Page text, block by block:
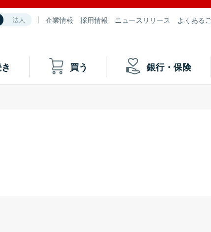
法人 企業情報 採用情報 ニュースリリース よくある
買う 銀行・保険